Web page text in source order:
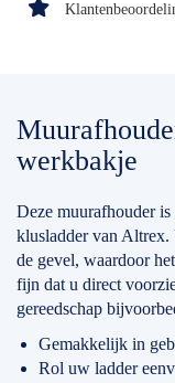
werkbakje
Deze muurafhouder
klusladder van Altrex.
de gevel, waardoor
fijn dat u direct
gereedschap
Gemakkelijk in
Rol uw ladder